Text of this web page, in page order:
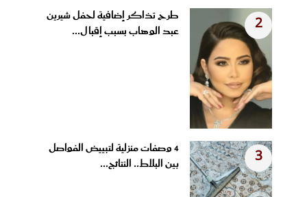
2
طرح تذاكر إضافية لحفل شيرين
عبد الوهاب بسبب إقبال...
3
4 وصفات منزلية لتبييض الفواصل
بين البلاط.. النتائج...